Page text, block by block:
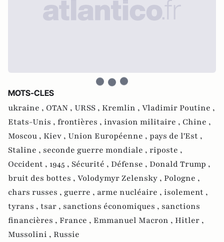
MOTS-CLES
ukraine , OTAN , URSS , Kremlin , Vladimir Poutine ,
Etats-Unis , frontières , invasion militaire , Chine ,
Moscou , Kiev , Union Européenne , pays de l'Est ,
Staline , seconde guerre mondiale , riposte ,
Occident , 1945 , Sécurité , Défense , Donald Trump ,
bruit des bottes , Volodymyr Zelensky , Pologne ,
chars russes , guerre , arme nucléaire , isolement ,
tyrans , tsar , sanctions économiques , sanctions
financières , France , Emmanuel Macron , Hitler ,
Mussolini , Russie